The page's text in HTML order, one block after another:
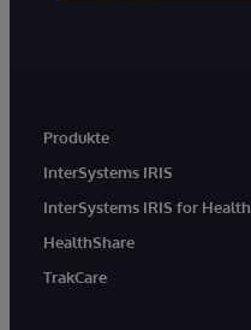
Produkte
InterSystems IRIS
InterSystems IRIS for Health
HealthShare
TrakCare